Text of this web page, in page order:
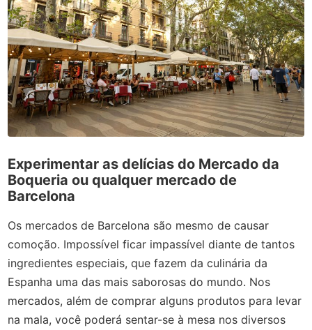
Experimentar as delícias do Mercado da
Boqueria ou qualquer mercado de
Barcelona
Os mercados de Barcelona são mesmo de causar
comoção. Impossível ficar impassível diante de tantos
ingredientes especiais, que fazem da culinária da
Espanha uma das mais saborosas do mundo. Nos
mercados, além de comprar alguns produtos para levar
na mala, você poderá sentar-se à mesa nos diversos